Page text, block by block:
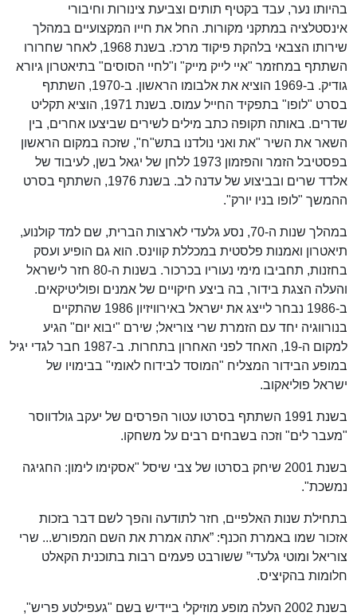
בהיותו נער, עבד בקטיף תותים וצביעת צינורות וחיבורי
אינסטלציה במתקני מקורות. החל את חייו המקצועיים במהלך
שירותו הצבאי בלהקת פיקוד מרכז. בשנת 1968, לאחר שחרורו
השתתף במחזמר "איי לייק מייק" ו"לחיי הסוסים" בתיאטרון גיורא
גודיק. ב-1969 הוציא את אלבומו הראשון. ב-1970, השתתף
בסרט "לופו" בתפקיד החייל עמוס. בשנת 1971, הוציא תקליט
שדרים. באותה תקופה כתב מילים לשירים שביצעו אחרים, בין
השאר את השיר "את ואני נולדנו בתש"ח", שזכה במקום הראשון
בפסטיבל הזמר והפזמון 1973 ללחן של יגאל בשן, לעיבוד של
אלדד שרים ובביצוע של עדנה לב. בשנת 1976, השתתף בסרט
ההמשך "לופו בניו יורק".
במהלך שנות ה-70, נסע גלעדי לארצות הברית, שם למד קולנוע,
תיאטרון ואמנות פלסטית במכללת קווינס. הוא גם הופיע ועסק
בחזנות, תחביבו מימי נעוריו בכרכור. בשנות ה-80 חזר לישראל
והעלה הצגת בידור, בה ביצע חיקויים של אמנים ופוליטיקאים.
ב-1986 נבחר לייצג את ישראל באירוויזיון 1986 שהתקיים
בנורווגיה יחד עם הזמרת שרי צוריאל; שירם "יבוא יום" הגיע
למקום ה-19, האחד לפני האחרון בתחרות. ב-1987 חבר לגדי יגיל
במופע הבידור המצליח "המוסד לבידוח לאומי" בבימויו של
ישראל פוליאקוב.
בשנת 1991 השתתף בסרטו עטור הפרסים של יעקב גולדווסר
"מעבר לים" וזכה בשבחים רבים על משחקו.
בשנת 2001 שיחק בסרטו של צבי שיסל "אסקימו לימון: החגיגה
נמשכת".
בתחילת שנות האלפיים, חזר לתודעה והפך לשם דבר בזכות
אזכור שמו באמרת הכנף: ”אתה אמרת את השם המפורש... שרי
צוריאל ומוטי גלעדי” ששורבט פעמים רבות בתוכנית הקאלט
חלומות בהקיציס.
בשנת 2002 העלה מופע מוזיקלי ביידיש בשם "געפילטע פריש",